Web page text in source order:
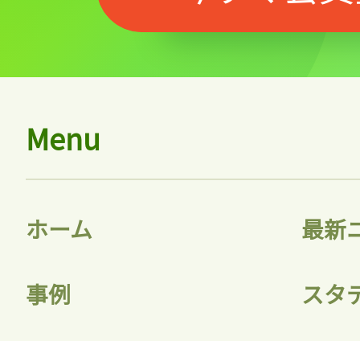
記事をお気に入りに
ログインが必
ログイン
Menu
ホーム 最新
事例 スタ